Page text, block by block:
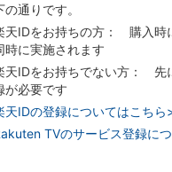
の通りです。
天IDをお持ちの方： 購入時
時に実施されます
天IDをお持ちでない方： 先
が必要です
天IDの登録についてはこちら
TVのサービス登録に